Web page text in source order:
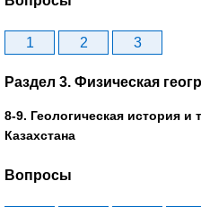
1 2 3
Раздел 3. Физическая
8-9. Геологическая история и
Казахстана
Вопросы